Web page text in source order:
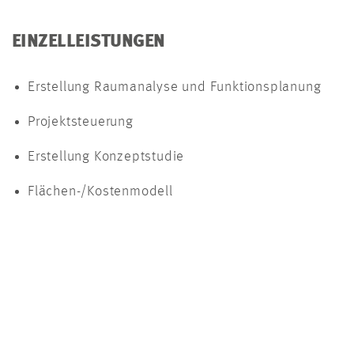
EINZELLEISTUNGEN
Erstellung Raumanalyse und Funktionsplanung
Projektsteuerung
Erstellung Konzeptstudie
Flächen-/Kostenmodell